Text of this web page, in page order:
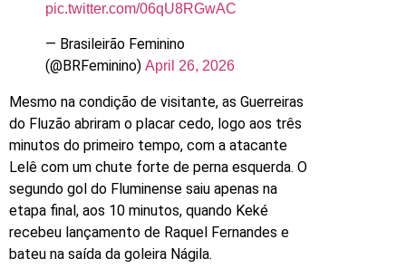
pic.twitter.com/06qU8RGwAC
— Brasileirão Feminino
(@BRFeminino) April 26, 2026
Mesmo na condição de visitante, as Guerreiras
do Fluzão abriram o placar cedo, logo aos três
minutos do primeiro tempo, com a atacante
Lelê com um chute forte de perna esquerda. O
segundo gol do Fluminense saiu apenas na
etapa final, aos 10 minutos, quando Keké
recebeu lançamento de Raquel Fernandes e
bateu na saída da goleira Nágila.